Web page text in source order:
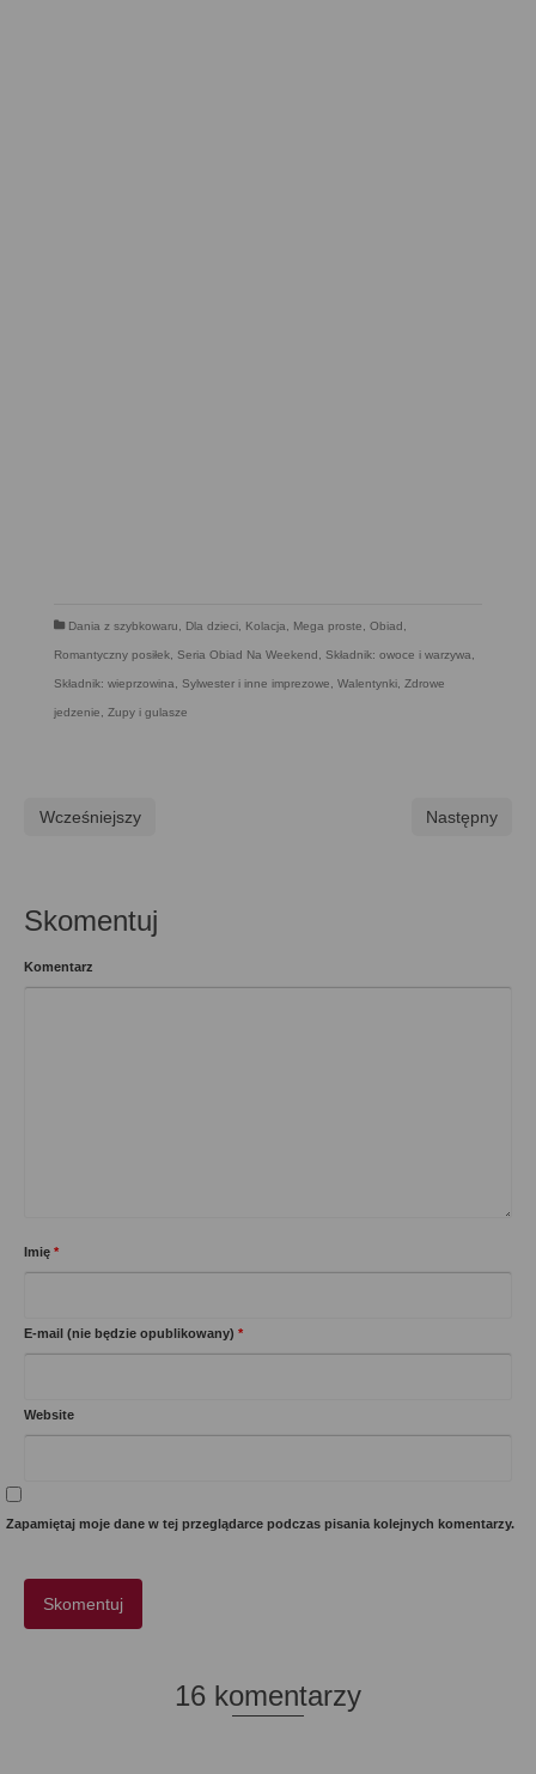
Dania z szybkowaru Dla dzieci Kolacja Mega proste Obiad
Romantyczny posiłek Seria Obiad Na Weekend Składnik: owoce i warzywa
Składnik: wieprzowina Sylwester i inne imprezowe Walentynki Zdrowe
jedzenie Zupy i gulasze
Wcześniejszy Następny
Skomentuj
Komentarz
Imię *
E-mail (nie będzie opublikowany) *
Website
Zapamiętaj moje dane w tej przeglądarce podczas pisania kolejnych komentarzy.
16 komentarzy